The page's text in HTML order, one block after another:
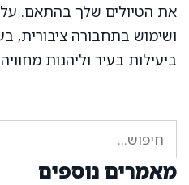
את הטיולים שלך בהתאם. על
ושימוש בתחבורה ציבורית,
ביעילות בעיר וליהנות
חיפוש
מאמרים נוספים